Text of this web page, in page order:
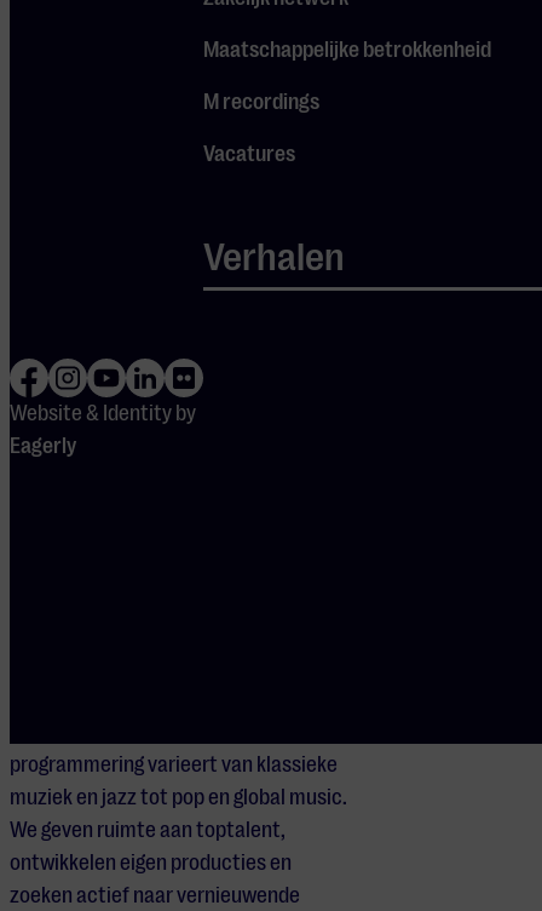
Maatschappelijke betrokkenheid
M recordings
Vacatures
Verhalen
Website & Identity by
Eagerly
collega’s en Muziekgebouw Eindhoven.
Gemotiveerde starters in de horeca
motivatie, je beschikbaarheid en je CV
. Meer weten over de
siego@mge.nl. of Marijn via
marijn@mge.nl. We staan je graag te
woord.
programmering varieert van klassieke
muziek en jazz tot pop en global music.
We geven ruimte aan toptalent,
ontwikkelen eigen producties en
zoeken actief naar vernieuwende